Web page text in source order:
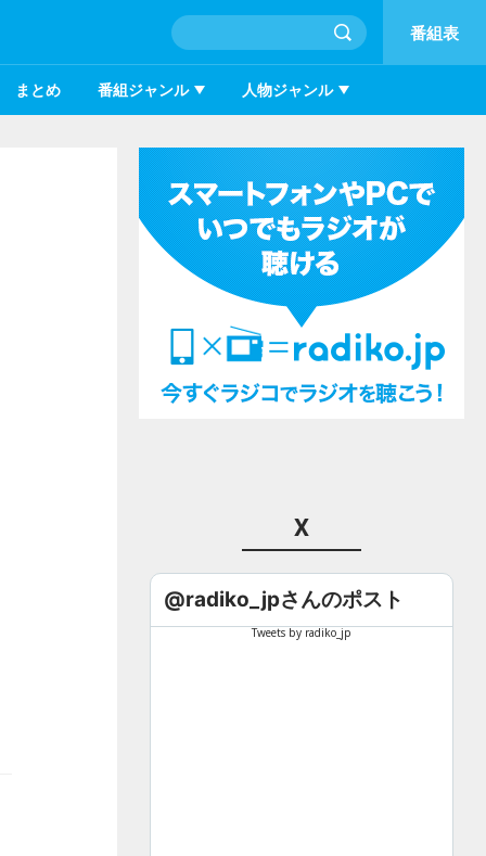
番組表
まとめ 番組ジャンル 人物ジャンル
X
@radiko_jpさんのポスト
Tweets by radiko_jp